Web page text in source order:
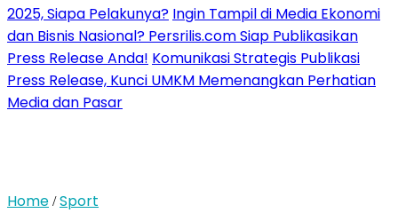
2025, Siapa Pelakunya? Ingin Tampil di Media Ekonomi
dan Bisnis Nasional? Persrilis.com Siap Publikasikan
Press Release Anda! Komunikasi Strategis Publikasi
Press Release, Kunci UMKM Memenangkan Perhatian
Media dan Pasar
Home /Sport